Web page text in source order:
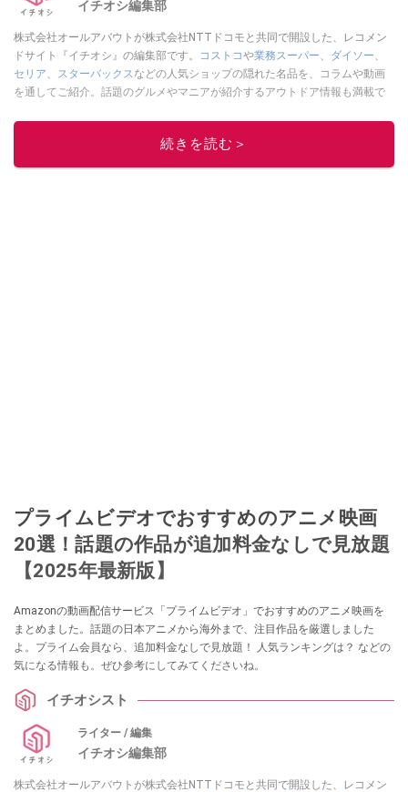
イチオシ編集部
株式会社オールアバウトが株式会社NTTドコモと共同で開設した、レコメン
ドサイト『イチオシ』の編集部です。
コストコや業務スーパー、 ダイソー、
セリア、 スターバックスなどの人気ショップの隠れた名品を、コラムや動画
を通してご紹介。話題のグルメやマニアが紹介するアウトドア情報も満載で
レビューしています。毎日トレンド情報をお届けしているので、ぜひ
してください！続きを読む＞
プライムビデオでおすすめのアニメ映画
20選！話題の作品が追加料金なしで見放題
【2025年最新版】
Amazonの動画配信サービス「プライムビデオ」でおすすめのアニメ映画を
まとめました。話題の日本アニメから海外まで、注目作品を厳選しました
よ。プライム会員なら、追加料金なしで見放題！ 人気ランキングは？ などの
気になる情報も。ぜひ参考にしてみてくださいね。
イチオシスト
ライター / 編集
イチオシ編集部
株式会社オールアバウトが株式会社NTTドコモと共同で開設した、レコメン